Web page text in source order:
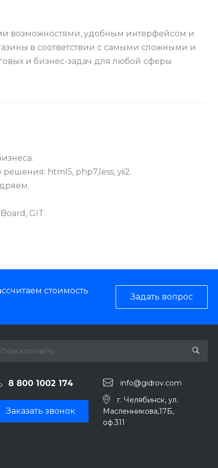
возможностями, удобным интерфейсом и
в соответствии с самыми сложными и
и бизнес-задач для любой сферы
html5, php7,less, yii2.
GIT.
стоимость
Задать вопрос
8 800 1002 174 info@gidrov.com
Заказать звонок
г. Челябинск, ул.
Масленникова,17Б,
оф.311